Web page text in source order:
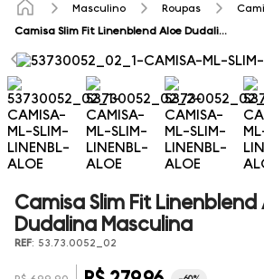
Masculino Roupas
Camisa Slim Fit Linenblend Aloe Dudalina Masculina
Camisa Slim Fit Linenblend
Dudalina Masculina
REF: 53.73.0052_02